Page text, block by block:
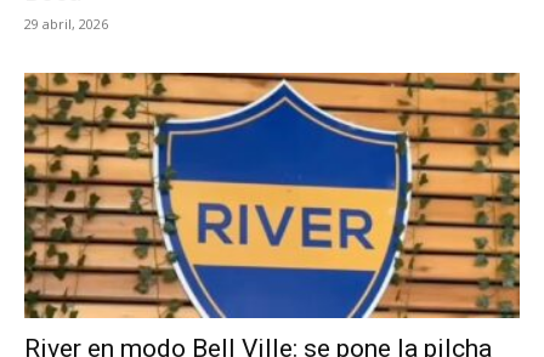
29 abril, 2026
River en modo Bell Ville: se pone la pilcha